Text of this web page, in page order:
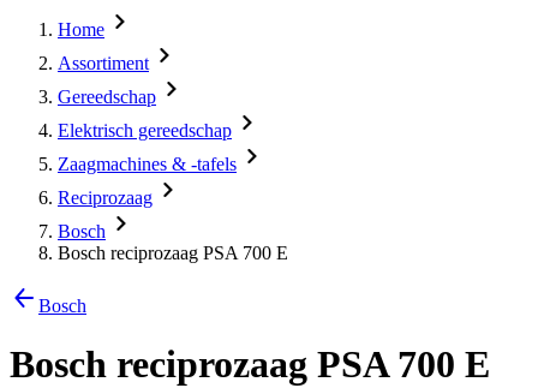
Home
Assortiment
Gereedschap
Elektrisch gereedschap
Zaagmachines & -tafels
Reciprozaag
Bosch
Bosch reciprozaag PSA 700 E
Bosch
Bosch reciprozaag PSA 700 E